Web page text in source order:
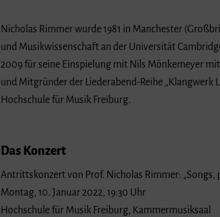
Nicholas Rimmer wurde 1981 in Manchester
und Musikwissenschaft an der Universität
2009 für seine Einspielung mit Nils Mönkemeyer
und Mitgründer der Liederabend-Reihe
Hochschule für Musik Freiburg.
Das Konzert
Antrittskonzert von Prof. Nicholas Rimmer: „Songs,
Montag, 10. Januar 2022, 19:30 Uhr
Hochschule für Musik Freiburg, Kammermusiksaal